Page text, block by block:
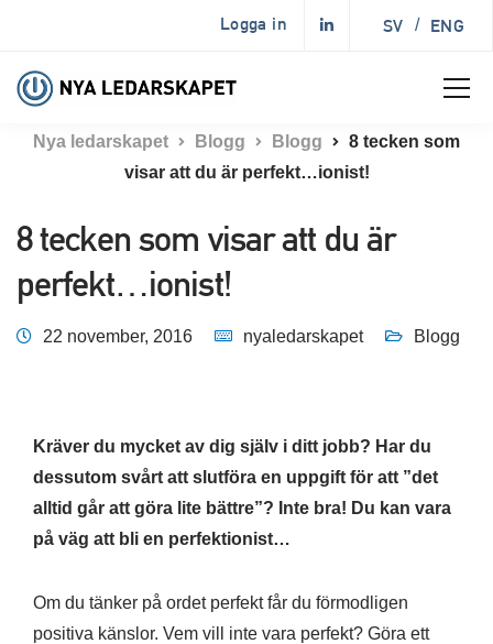
Logga in SV / ENG
Nya ledarskapet Blogg Blogg
8 tecken som
visar att du är perfekt…ionist!
8 tecken som visar att du är
perfekt…ionist!
22 november, 2016 nyaledarskapet Blogg
Kräver du mycket av dig själv i ditt jobb? Har du
dessutom svårt att slutföra en uppgift för att ”det
alltid går att göra lite bättre”? Inte bra! Du kan vara
på väg att bli en perfektionist…
Om du tänker på ordet perfekt får du förmodligen
positiva känslor. Vem vill inte vara perfekt? Göra ett